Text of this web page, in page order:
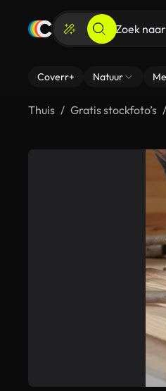
Coverr+ Natuur
Thuis Gratis stockfoto’s